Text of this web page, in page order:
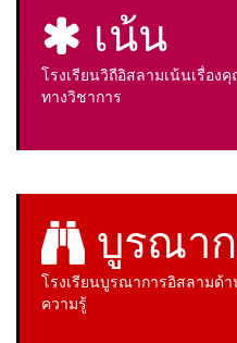
เน้น
โรงเรียนวิถีอิสลามเน้นเรื่อ
ทางวิชาการ
บูรณา
โรงเรียนบูรณาการอิสลามด้
ความรู้